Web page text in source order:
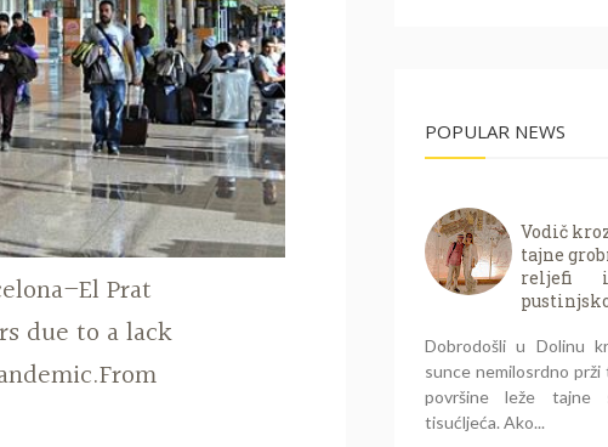
Prat
due to a lack
POPULAR NEWS
Vodič
tajne
reljefi i
Dobrodošli u Dolinu
sunce nemilosrdno prži
površine leže
tisućljeća. Ako...